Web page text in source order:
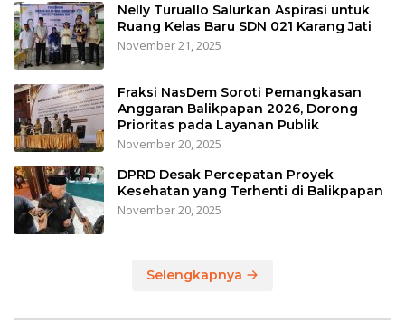
Nelly Turuallo Salurkan Aspirasi untuk
Ruang Kelas Baru SDN 021 Karang Jati
November 21, 2025
Fraksi NasDem Soroti Pemangkasan
Anggaran Balikpapan 2026, Dorong
Prioritas pada Layanan Publik
November 20, 2025
DPRD Desak Percepatan Proyek
Kesehatan yang Terhenti di Balikpapan
November 20, 2025
Selengkapnya